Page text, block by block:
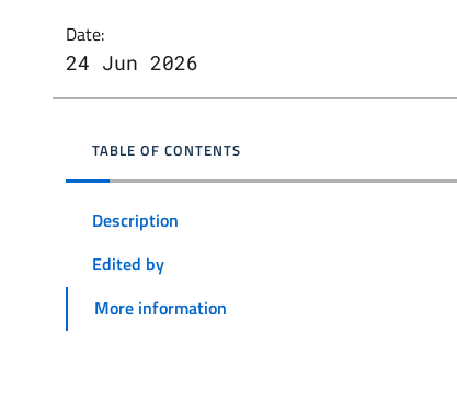
Date:
24 Jun 2026
TABLE OF CONTENTS
Description
Edited by
More information